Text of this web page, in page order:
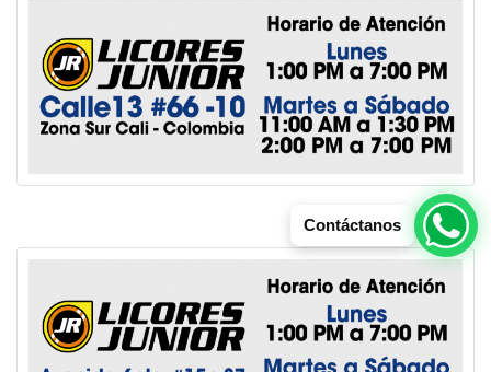
Contáctanos